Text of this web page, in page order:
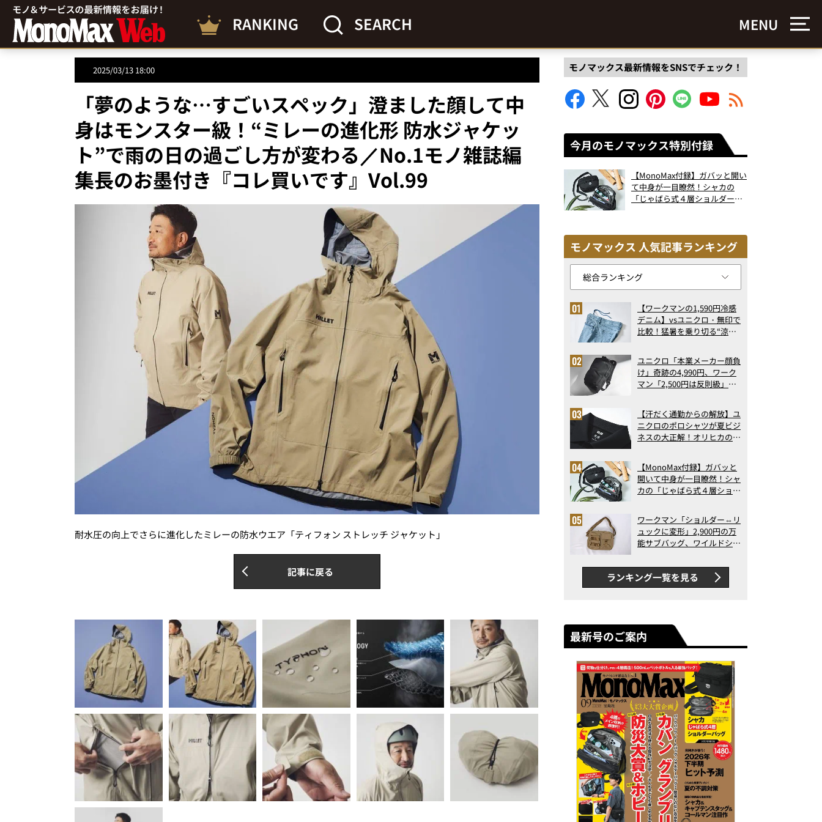
RANKING SEARCH MENU
2025/03/13 18:00
「夢のような…すごいスペック」澄ました顔して中
身はモンスター級！“ミレーの進化形 防水ジャケッ
ト”で雨の日の過ごし方が変わる／No.1モノ雑誌編
集長のお墨付き『コレ買いです』Vol.99
耐水圧の向上でさらに進化したミレーの防水ウエア「ティフォン ストレッチ ジャケット」
記事に戻る
モノマックス最新情報をSNSでチェック！
今月のモノマックス特別付録
【MonoMax付録】ガバッと開い
て中身が一目瞭然！シャカの
「じゃばら式４層ショルダーバ
モノマックス 人気記事ランキング
【ワークマンの1,590円冷感
デニム】vsユニクロ・無印で
比較！猛暑を乗り切る“涼感
で決定版
ユニクロ「本業メーカー顔負
け」奇跡の4,990円、ワーク
マン「2,500円は反則級」凄
ト3】（2026年6月版）
【汗だく通勤からの解放】ユ
ニクロのポロシャツが夏ビジ
ネスの大正解！オリヒカの透
アの実力
【MonoMax付録】ガバッと
開いて中身が一目瞭然！シャ
カの「じゃばら式４層ショル
った！
ワークマン「ショルダー⇔リ
ュックに変形」2,900円の万
能サブバッグ、ワイルドシン
録…ほか【休日バッグの人気
記事ランキングベスト3】
（2026年6月版）
ランキング一覧を見る
最新号のご案内